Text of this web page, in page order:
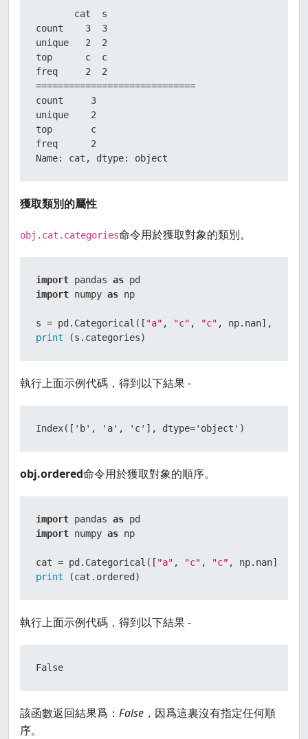
       cat  s
count    3  3
unique   2  2
top      c  c
freq     2  2
=============================
count     3
unique    2
top       c
freq      2
Name: cat, dtype: object
獲取類別的屬性
obj.cat.categories命令用於獲取對象的類別。
import pandas as
import numpy as np
s = pd.Categorical([ "a" , "c" , "c" , np.nan],
print (s.categories)
執行上面示例代碼，得到以下結果 -
Index(['b', 'a', 'c'], dtype='object')
obj.ordered命令用於獲取對象的順序。
import pandas as
import numpy as np
cat = pd.Categorical([ "a" , "c" , "c" , np.nan],
print (cat.ordered)
執行上面示例代碼，得到以下結果 -
False
該函數返回結果爲： False ，因爲這裏沒有指定任何順
序。